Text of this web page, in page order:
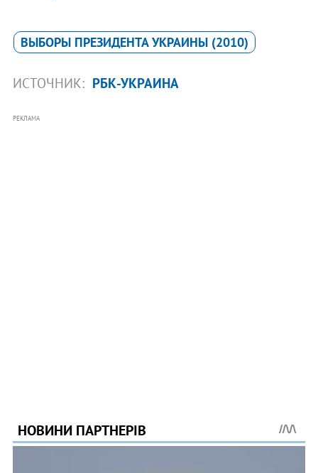
ВЫБОРЫ ПРЕЗИДЕНТА УКРАИНЫ (2010)
ИСТОЧНИК: РБК-УКРАИНА
РЕКЛАМА